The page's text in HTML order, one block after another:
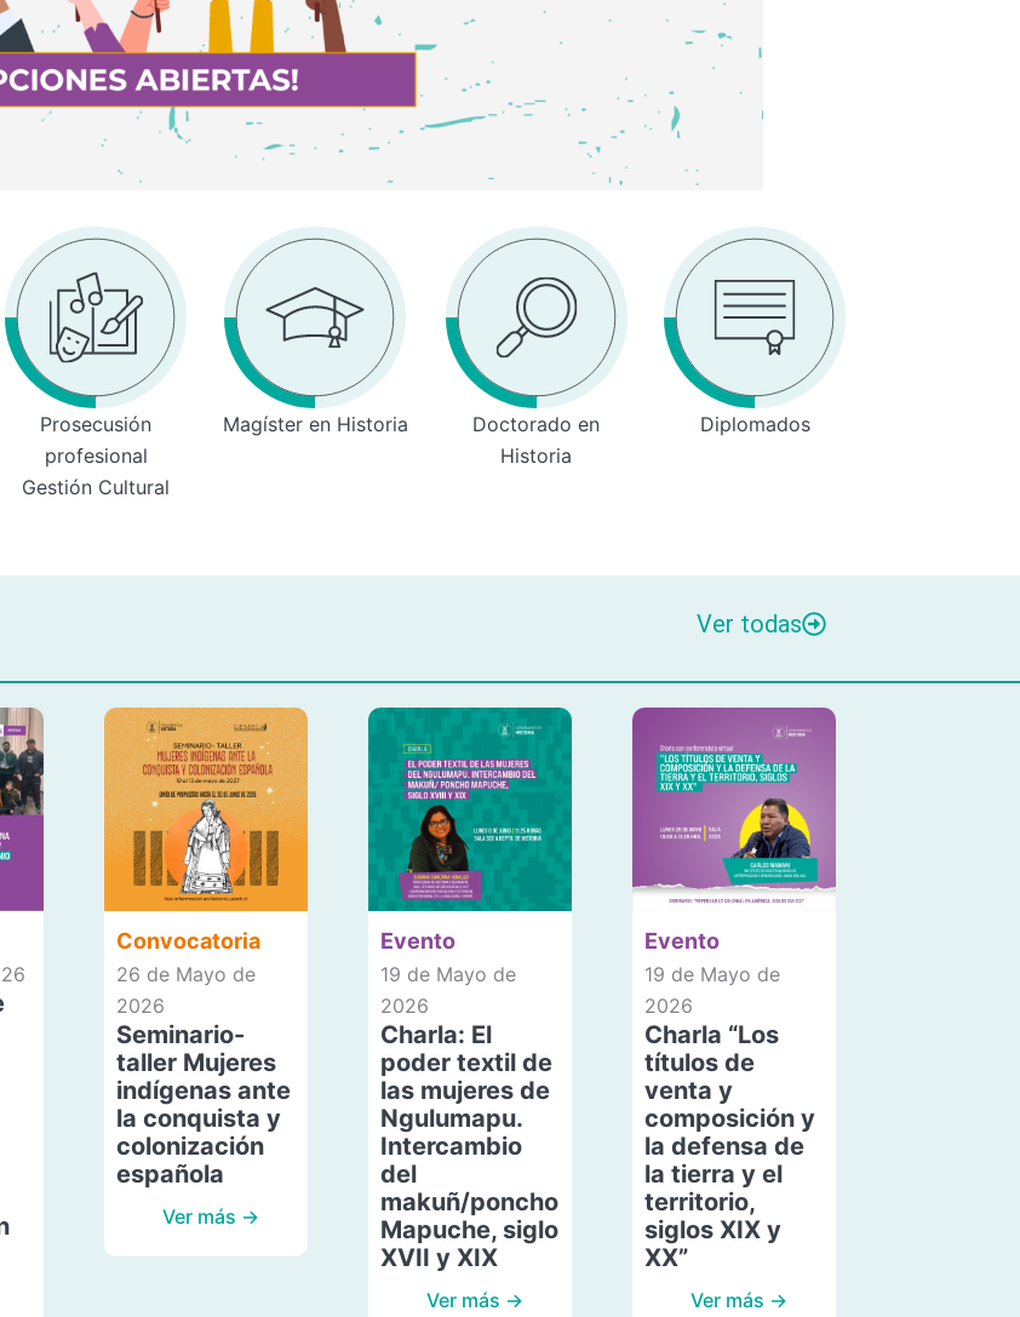
Prosecusión
profesional
Gestión Cultural
Magíster en Historia
Doctorado en
Historia
Diplomados
Ver todas
Convocatoria
26 de Mayo de
2026
Seminario-
taller Mujeres
indígenas ante
la conquista y
colonización
española
Ver más →
Evento
19 de Mayo de
2026
Charla: El
poder textil de
las mujeres de
Ngulumapu.
Intercambio
del
makuñ/poncho
Mapuche, siglo
XVII y XIX
Ver más →
Evento
19 de Mayo de
2026
Charla “Los
títulos de
venta y
composición y
la defensa de
la tierra y el
territorio,
siglos XIX y
XX”
Ver más →